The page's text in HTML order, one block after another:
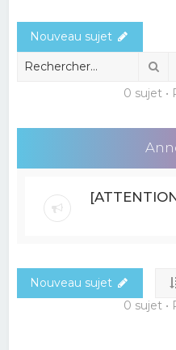
Nouveau sujet
0 sujet •
Nouveau sujet
0 sujet •